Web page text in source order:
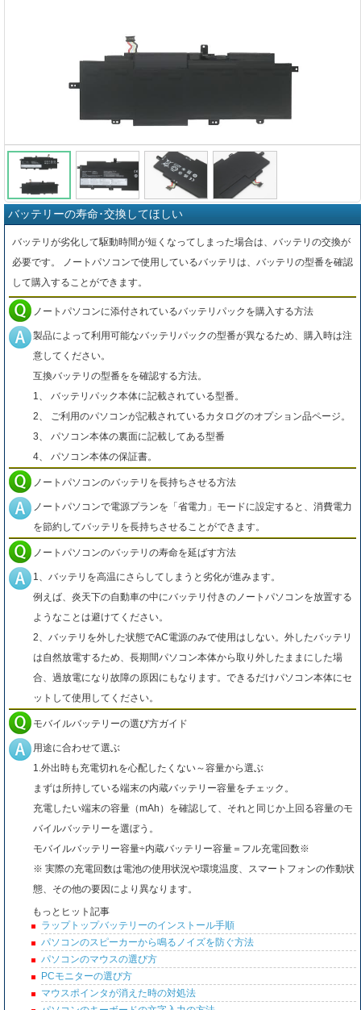
バッテリーの寿命･交換してほしい
バッテリが劣化して駆動時間が短くなってしまった場合は、バッテリの交換が
必要です。 ノートパソコンで使用しているバッテリは、バッテリの型番を確認
して購入することができます。
ノートパソコンに添付されているバッテリパックを購入する方法
製品によって利用可能なバッテリパックの型番が異なるため、購入時は注
意してください。
互換バッテリの型番をを確認する方法。
1、 バッテリパック本体に記載されている型番。
2、 ご利用のパソコンが記載されているカタログのオプション品ページ。
3、 パソコン本体の裏面に記載してある型番
4、 パソコン本体の保証書。
ノートパソコンのバッテリを長持ちさせる方法
ノートパソコンで電源プランを「省電力」モードに設定すると、消費電力
を節約してバッテリを長持ちさせることができます。
ノートパソコンのバッテリの寿命を延ばす方法
1、バッテリを高温にさらしてしまうと劣化が進みます。
例えば、炎天下の自動車の中にバッテリ付きのノートパソコンを放置する
ようなことは避けてください。
2、バッテリを外した状態でAC電源のみで使用はしない。外したバッテリ
は自然放電するため、長期間パソコン本体から取り外したままにした場
合、過放電になり故障の原因にもなります。できるだけパソコン本体にセ
ットして使用してください。
モバイルバッテリーの選び方ガイド
用途に合わせて選ぶ
1.外出時も充電切れを心配したくない～容量から選ぶ
まずは所持している端末の内蔵バッテリー容量をチェック。
充電したい端末の容量（mAh）を確認して、それと同じか上回る容量のモ
バイルバッテリーを選ぼう。
モバイルバッテリー容量÷内蔵バッテリー容量＝フル充電回数※
※ 実際の充電回数は電池の使用状況や環境温度、スマートフォンの作動状
態、その他の要因により異なります。
もっとヒット記事
ラップトップバッテリーのインストール手順
パソコンのスピーカーから鳴るノイズを防ぐ方法
パソコンのマウスの選び方
PCモニターの選び方
マウスポインタが消えた時の対処法